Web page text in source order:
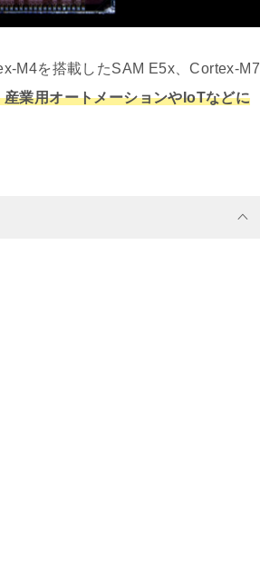
M4を搭載したSAM E5x、Cortex-M7
業用オートメーションやIoTなどに